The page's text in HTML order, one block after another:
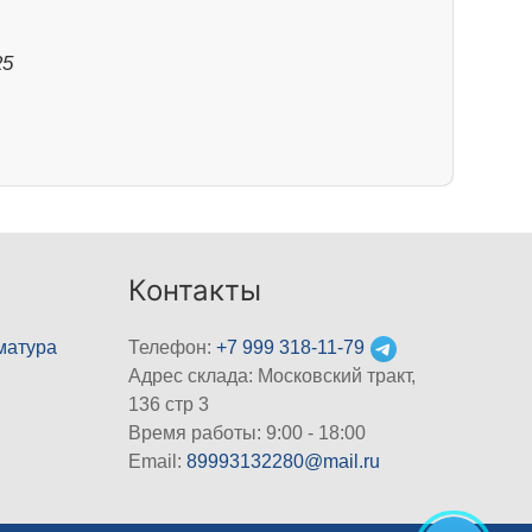
Контакты
Телефон:+7 999 318-11-79
Адрес склада: Московский тракт,
136 стр 3
Время работы: 9:00 - 18:00
Email:89993132280@mail.ru